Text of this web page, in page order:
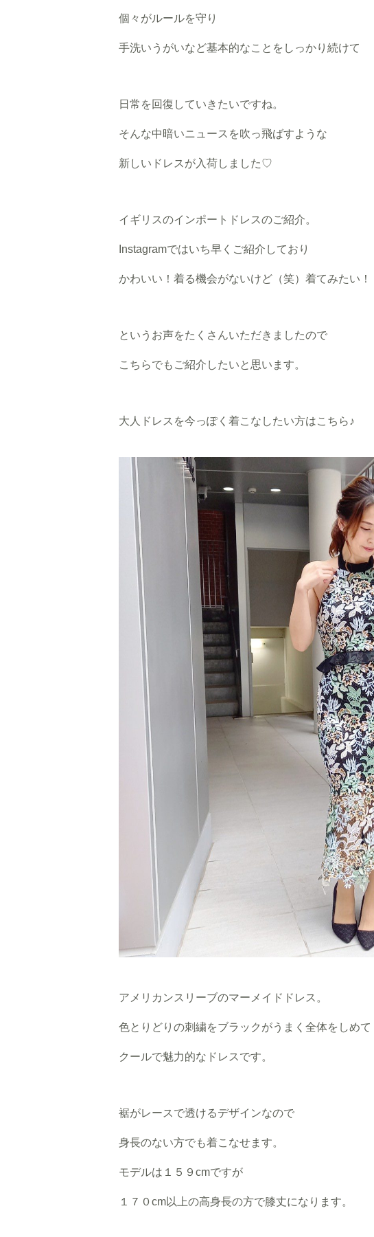
個々がルールを守り
手洗いうがいなど基本的なことをしっかり続けて
日常を回復していきたいですね。
そんな中暗いニュースを吹っ飛ばすような
新しいドレスが入荷しました♡
イギリスのインポートドレスのご紹介。
Instagramではいち早くご紹介しており
かわいい！着る機会がないけど（笑）着てみたい！
というお声をたくさんいただきましたので
こちらでもご紹介したいと思います。
大人ドレスを今っぽく着こなしたい方はこちら♪
アメリカンスリーブのマーメイドドレス。
色とりどりの刺繍をブラックがうまく全体をしめて
クールで魅力的なドレスです。
裾がレースで透けるデザインなので
身長のない方でも着こなせます。
モデルは１５９cmですが
１７０cm以上の高身長の方で膝丈になります。